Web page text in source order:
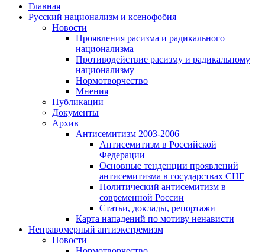
Главная
Русский национализм и ксенофобия
Новости
Проявления расизма и радикального
национализма
Противодействие расизму и радикальному
национализму
Нормотворчество
Мнения
Публикации
Документы
Архив
Антисемитизм 2003-2006
Антисемитизм в Российской
Федерации
Основные тенденции проявлений
антисемитизма в государствах СНГ
Политический антисемитизм в
современной России
Статьи, доклады, репортажи
Карта нападений по мотиву ненависти
Неправомерный антиэкстремизм
Новости